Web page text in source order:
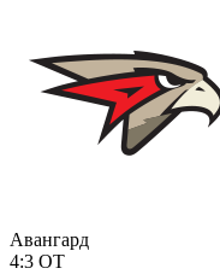
Авангард
4:3 ОТ